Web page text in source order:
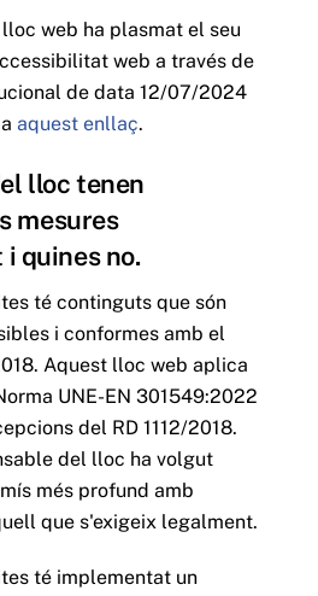
web ha plasmat el seu
web a través de
de data 12/07/2024
aquest enllaç.
lloc tenen
mesures
quines no.
té continguts que són
i conformes amb el
Aquest lloc web aplica
UNE-EN 301549:2022
del RD 1112/2018.
del lloc ha volgut
més profund amb
que s'exigeix legalment.
té implementat un